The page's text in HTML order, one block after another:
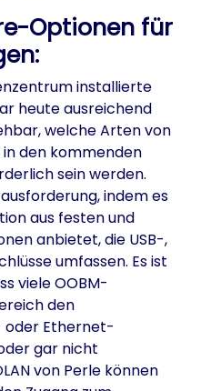
Optionen für
installierte
heute ausreichend
welche Arten von
den kommenden
sein werden.
indem es
aus festen und
anbietet, die USB-,
umfassen. Es ist
viele OOBM-
den
oder Ethernet-
gar nicht
von Perle können